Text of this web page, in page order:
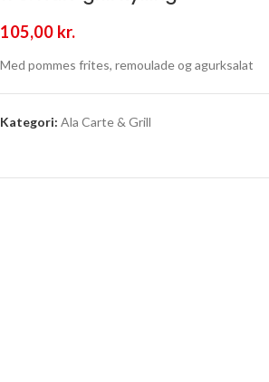
105,00 kr.
Med pommes frites, remoulade og agurksalat
Kategori: Ala Carte & Grill